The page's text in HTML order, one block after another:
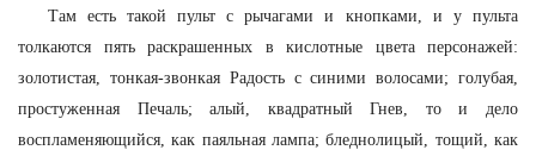
Там есть такой пульт с рычагами и кнопками, и у пульта
толкаются пять раскрашенных в кислотные цвета персонажей:
золотистая, тонкая-звонкая Радость с синими волосами; голубая,
простуженная Печаль; алый, квадратный Гнев, то и дело
воспламеняющийся, как паяльная лампа; бледнолицый, тощий, как